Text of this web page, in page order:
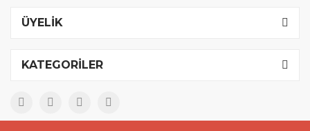
ÜYELİK
KATEGORİLER